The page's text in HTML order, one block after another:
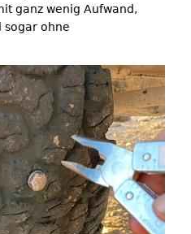
ganz wenig Aufwand,
sogar ohne